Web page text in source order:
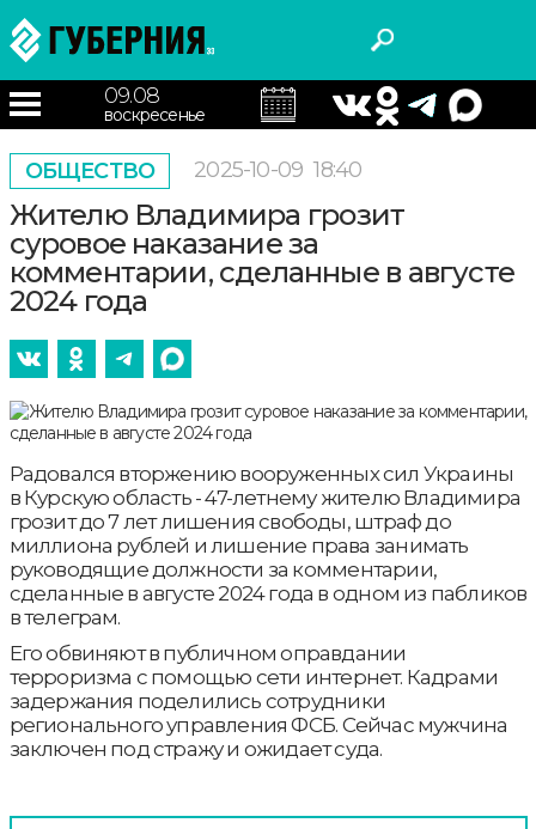
09.08
воскресенье
ОБЩЕСТВО 2025-10-09 18:40
Жителю Владимира грозит
суровое наказание за
комментарии, сделанные в августе
2024 года
Радовался вторжению вооруженных сил Украины
в Курскую область - 47-летнему жителю Владимира
грозит до 7 лет лишения свободы, штраф до
миллиона рублей и лишение права занимать
руководящие должности за комментарии,
сделанные в августе 2024 года в одном из пабликов
в телеграм.
Его обвиняют в публичном оправдании
терроризма с помощью сети интернет. Кадрами
задержания поделились сотрудники
регионального управления ФСБ. Сейчас мужчина
заключен под стражу и ожидает суда.